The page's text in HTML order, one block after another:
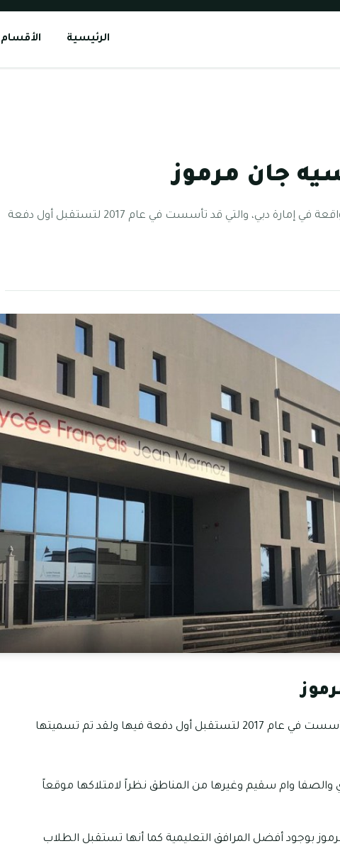
الرئيسية الأقسام
جان مرموز
مدرسة ليسيه فرانسيه جان مرموز من المدارس الفرنسية الواقعة في إمارة دبي، والتي قد تأسست في عام 2017 لتستقبل أول دفعة
من المدارس الفرنسية الواقعة في إمارة دبي، والتي قد تأسست في عام 2017 لتستقبل أول دفعة فيها ولقد تم تسميتها
التجاري والصفا وام سقيم وغيرها من المناطق نظراً لامتلاكها موقعاً
بوجود أفضل المرافق التعليمية كما أنها تستقبل الطلاب